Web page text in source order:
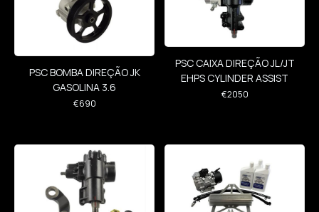
PSC BOMBA DIREÇÃO JK
GASOLINA 3.6
€690
PSC CAIXA DIREÇÃO JL/JT
EHPS CYLINDER ASSIST
€2050